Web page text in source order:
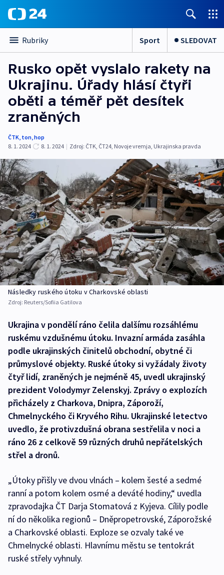
Rubriky Sport SLEDOVAT
Rusko opět vyslalo rakety na
Ukrajinu. Úřady hlásí čtyři
oběti a téměř pět desítek
zraněných
ČTK, ton,hop
8. 1. 2024
8. 1. 2024 | Zdroj: ČTK, ČT24, Novoje vremja, Ukrajinska pravda
Následky ruského útoku v Charkovské oblasti
Zdroj: Reuters/Sofiia Gatilova
Ukrajina v pondělí ráno čelila dalšímu rozsáhlému
ruskému vzdušnému útoku. Invazní armáda zasáhla
podle ukrajinských činitelů obchodní, obytné či
průmyslové objekty. Ruské útoky si vyžádaly životy
čtyř lidí, zraněných je nejméně 45, uvedl ukrajinský
prezident Volodymyr Zelenskyj. Zprávy o explozích
přicházely z Charkova, Dnipra, Záporoží,
Chmelnyckého či Kryvého Rihu. Ukrajinské letectvo
uvedlo, že protivzdušná obrana sestřelila v noci a
ráno 26 z celkově 59 různých druhů nepřátelských
střel a dronů.
„Útoky přišly ve dvou vlnách – kolem šesté a sedmé
ranní a potom kolem osmé a deváté hodiny,“ uvedla
zpravodajka ČT Darja Stomatová z Kyjeva. Cílily podle
ní do několika regionů – Dněpropetrovské, Záporožské
a Charkovské oblasti. Exploze se ozvaly také ve
Chmelnycké oblasti. Hlavnímu městu se tentokrát
ruské střely vyhnuly.